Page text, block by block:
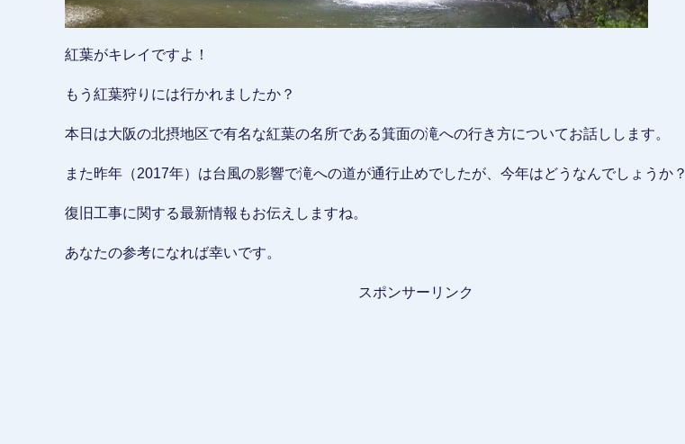
紅葉がキレイですよ！
もう紅葉狩りには行かれましたか？
本日は大阪の北摂地区で有名な紅葉の名所である箕面の滝への行き方についてお話しします。
また昨年（2017年）は台風の影響で滝への道が通行止めでしたが、今年はどうなんでしょうか？
復旧工事に関する最新情報もお伝えしますね。
あなたの参考になれば幸いです。
スポンサーリンク